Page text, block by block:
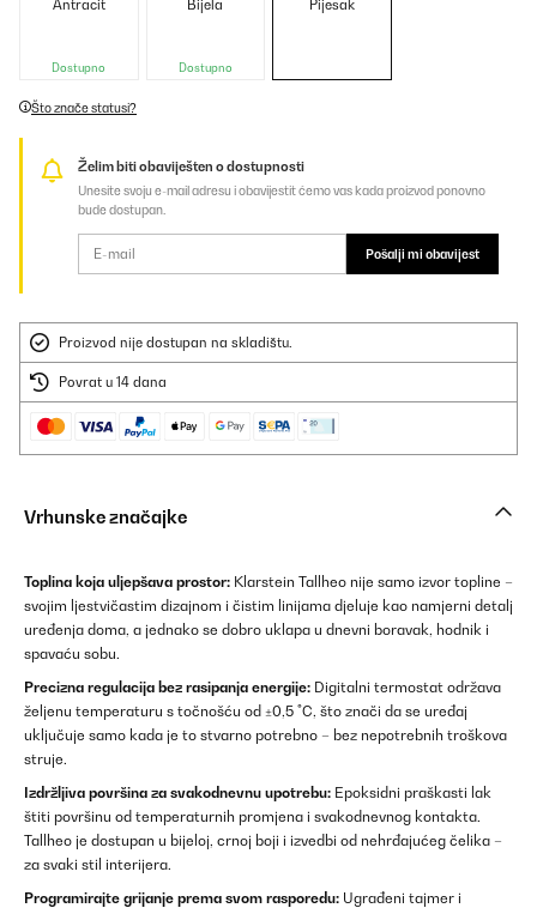
Antracit
Dostupno
Bijela
Dostupno
Pijesak
Što znače statusi?
Želim biti obaviješten o dostupnosti
Unesite svoju e-mail adresu i obavijestit ćemo vas kada proizvod ponovno
bude dostupan.
Pošalji mi obavijest
Proizvod nije dostupan na skladištu.
Povrat u 14 dana
Vrhunske značajke
Toplina koja uljepšava prostor: Klarstein Tallheo nije samo izvor topline –
svojim ljestvičastim dizajnom i čistim linijama djeluje kao namjerni detalj
uređenja doma, a jednako se dobro uklapa u dnevni boravak, hodnik i
spavaću sobu.
Precizna regulacija bez rasipanja energije: Digitalni termostat održava
željenu temperaturu s točnošću od ±0,5 °C, što znači da se uređaj
uključuje samo kada je to stvarno potrebno – bez nepotrebnih troškova
struje.
Izdržljiva površina za svakodnevnu upotrebu: Epoksidni praškasti lak
štiti površinu od temperaturnih promjena i svakodnevnog kontakta.
Tallheo je dostupan u bijeloj, crnoj boji i izvedbi od nehrđajućeg čelika –
za svaki stil interijera.
Programirajte grijanje prema svom rasporedu: Ugrađeni tajmer i